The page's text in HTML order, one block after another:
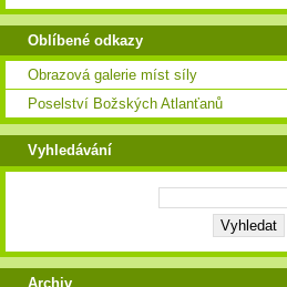
Oblíbené odkazy
Obrazová galerie míst síly
Poselství Božských Atlanťanů
Vyhledávání
Archiv